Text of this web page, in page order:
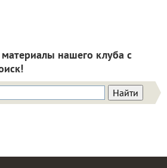
нашего клуба с